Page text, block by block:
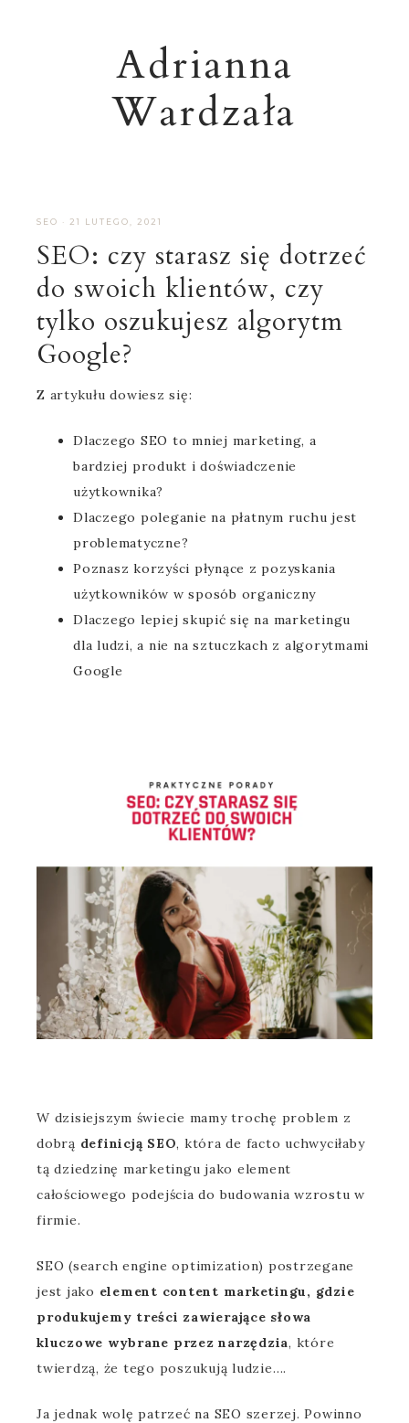
Adrianna
Wardzała
SEO · 21 LUTEGO, 2021
SEO: czy starasz się dotrzeć
do swoich klientów, czy
tylko oszukujesz algorytm
Google?
Z artykułu dowiesz się:
Dlaczego SEO to mniej marketing, a
bardziej produkt i doświadczenie
użytkownika?
Dlaczego poleganie na płatnym ruchu jest
problematyczne?
Poznasz korzyści płynące z pozyskania
użytkowników w sposób organiczny
Dlaczego lepiej skupić się na marketingu
dla ludzi, a nie na sztuczkach z algorytmami
Google
W dzisiejszym świecie mamy trochę problem z
dobrą definicją SEO, która de facto uchwyciłaby
tą dziedzinę marketingu jako element
całościowego podejścia do budowania wzrostu w
firmie.
SEO (search engine optimization) postrzegane
jest jako element content marketingu, gdzie
produkujemy treści zawierające słowa
kluczowe wybrane przez narzędzia, które
twierdzą, że tego poszukują ludzie….
Ja jednak wolę patrzeć na SEO szerzej. Powinno